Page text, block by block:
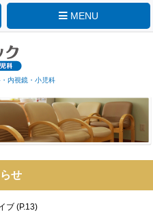
MENU
内視鏡・小児科
せ
ブ (P.13)